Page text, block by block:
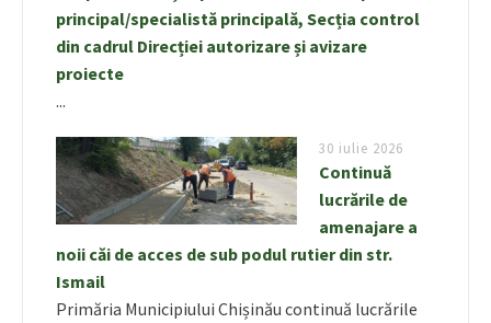
principal/specialistă principală, Secția control
din cadrul Direcției autorizare și avizare
proiecte
...
30 iulie 2026
Continuă
lucrările de
amenajare a
noii căi de acces de sub podul rutier din str.
Ismail
Primăria Municipiului Chișinău continuă lucrările